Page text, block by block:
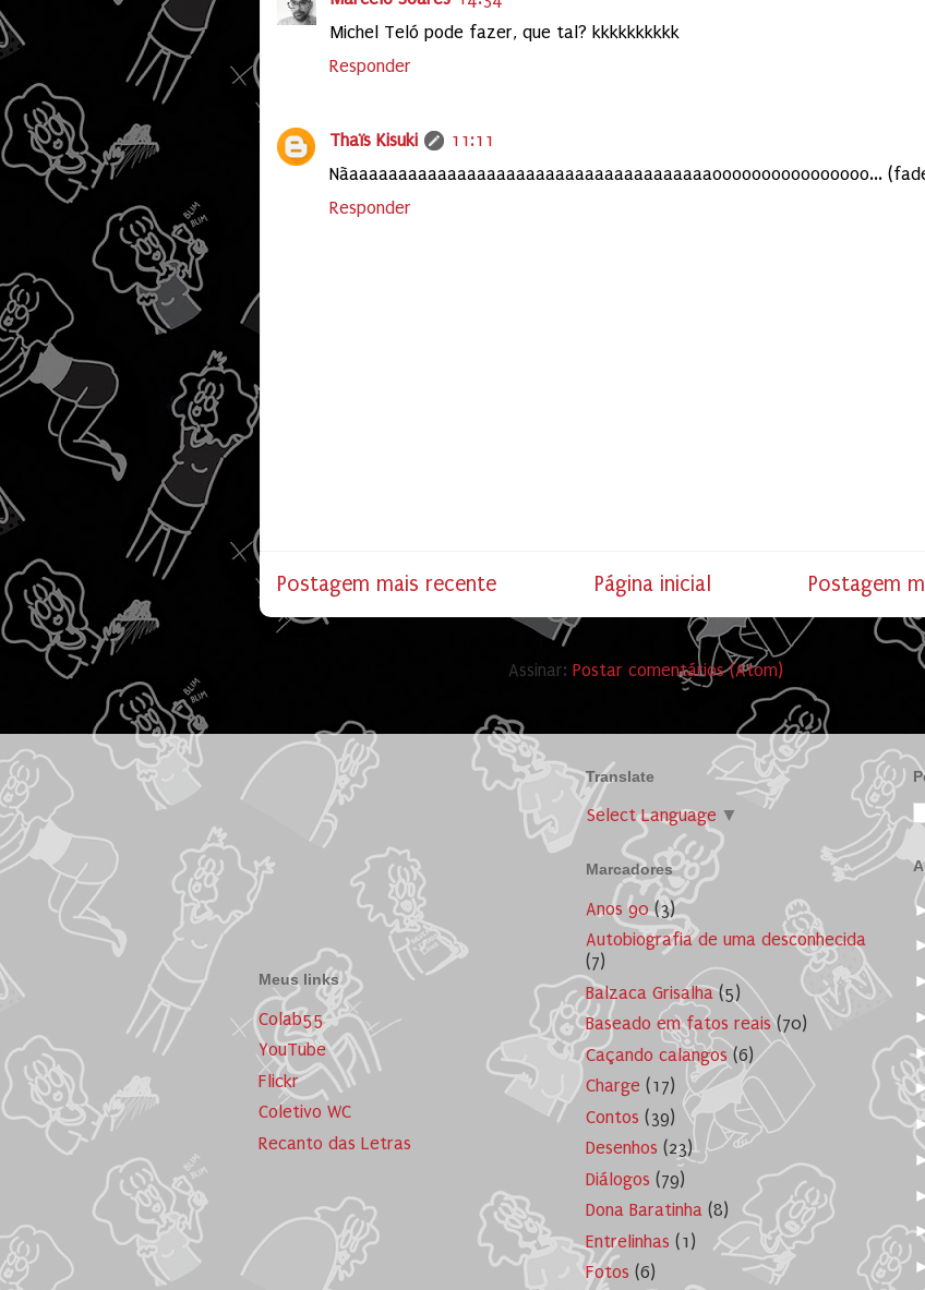
Michel Teló pode fazer, que tal? kkkkkkkkkk
Responder
Thaïs Kisuki
11:11
Nãaaaaaaaaaaaaaaaaaaaaaaaaaaaaaaaaaaaaaoooooooooooooooo...
Responder
Postagem mais recente Postagem
Página inicial
Assinar: Postar comentários (Atom)
Meus links
Colab55
YouTube
Flickr
Coletivo WC
Recanto das Letras
Translate
Select Language ▼
Marcadores
Anos 90 (3)
Autobiografia de uma desconhecida
(7)
Balzaca Grisalha (5)
Baseado em fatos reais (70)
Caçando calangos (6)
Charge (17)
Contos (39)
Desenhos (23)
Diálogos (79)
Dona Baratinha (8)
Entrelinhas (1)
Fotos (6)